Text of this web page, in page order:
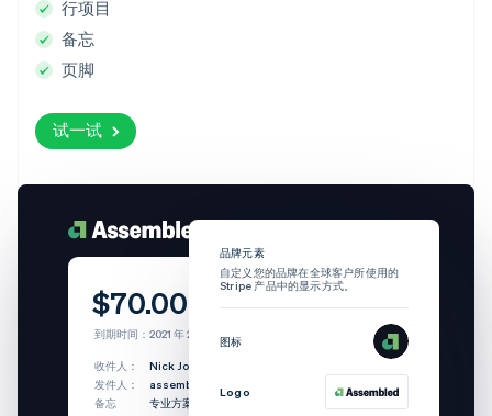
行项目
备忘
页脚
试一试
$70.00
到期时间：2021 年 2 月 19 日
收件人：
Micaela Ballew
发件人：
Typeform
备忘
高级版——包括各品牌的高级功能
品牌元素
自定义您的品牌在全球客户所使用的
Stripe 产品中的显示方式。
图标
Logo